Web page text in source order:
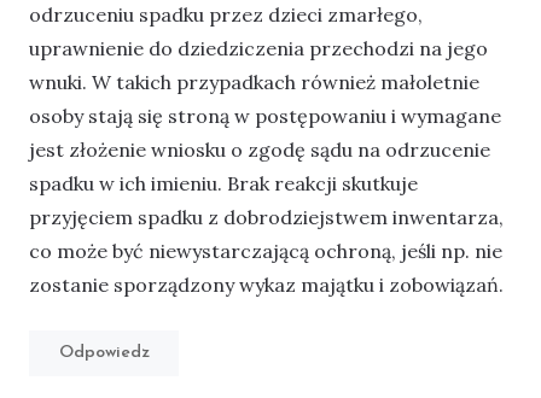
odrzuceniu spadku przez dzieci zmarłego,
uprawnienie do dziedziczenia przechodzi na jego
wnuki. W takich przypadkach również małoletnie
osoby stają się stroną w postępowaniu i wymagane
jest złożenie wniosku o zgodę sądu na odrzucenie
spadku w ich imieniu. Brak reakcji skutkuje
przyjęciem spadku z dobrodziejstwem inwentarza,
co może być niewystarczającą ochroną, jeśli np. nie
zostanie sporządzony wykaz majątku i zobowiązań.
Odpowiedz